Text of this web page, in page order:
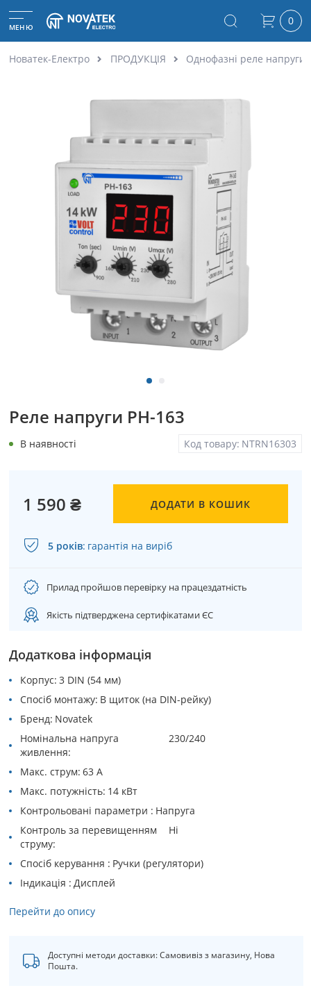
МЕНЮ 0
Новатек-Електро ПРОДУКЦІЯ Однофазні реле напруги
Реле напруги PH-163
Код товару: NTRN16303
В наявності
1 590 ₴ ДОДАТИ В КОШИК
5 років: гарантія на виріб
Прилад пройшов перевірку на працездатність
Якість підтверджена сертифікатами ЄС
Додаткова інформація
Корпус 3 DIN (54 мм)
Спосіб монтажу В щиток (на DIN-рейку)
Бренд Novatek
Номінальна напруга
живлення
230/240
Макс. струм 63 А
Макс. потужність 14 кВт
Контрольовані параметри
Напруга
Контроль за перевищенням
струму
Ні
Спосіб керування
Ручки (регулятори)
Індикація
Дисплей
Перейти до опису
Доступні методи доставки: Самовивіз з магазину, Нова
Пошта.